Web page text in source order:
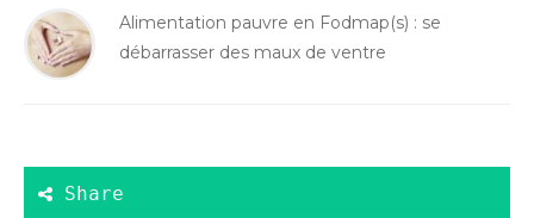
Alimentation pauvre en Fodmap(s) : se
débarrasser des maux de ventre